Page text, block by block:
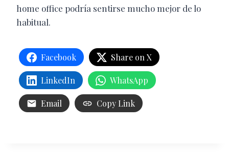
home office podría sentirse mucho mejor de lo
habitual.
Facebook Share on X
LinkedIn WhatsApp
Email Copy Link